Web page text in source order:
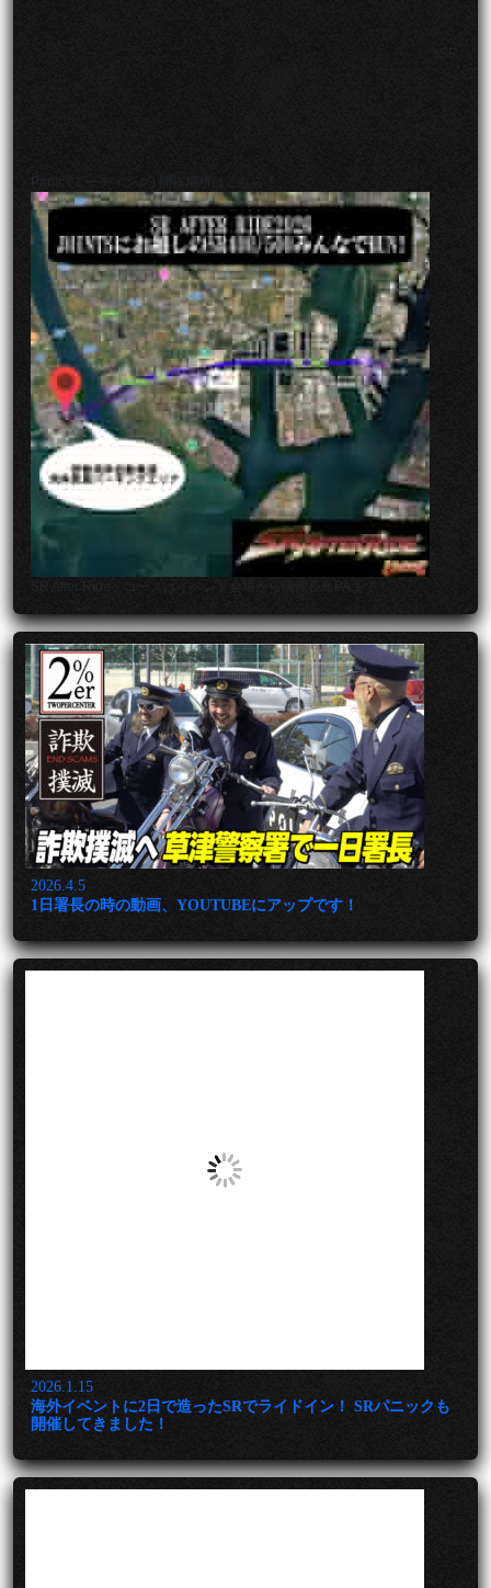
Panic (ミーティング) 開催場所はこちら！
SR After Ride、コースはイベント会場から湾岸長島PAまで！
2026.4.5
1日署長の時の動画、YOUTUBEにアップです！
2026.1.15
海外イベントに2日で造ったSRでライドイン！ SRパニックも
開催してきました！